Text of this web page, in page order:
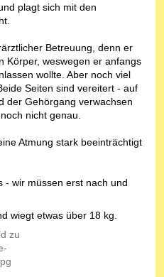
plagt sich mit den
Betreuung, denn er
Körper, weswegen er anfangs
wollte. Aber noch viel
Seiten sind vereitert - auf
der Gehörgang verwachsen
nicht genau.
Atmung stark beeinträchtigt
- wir müssen erst nach und
wiegt etwas über 18 kg.